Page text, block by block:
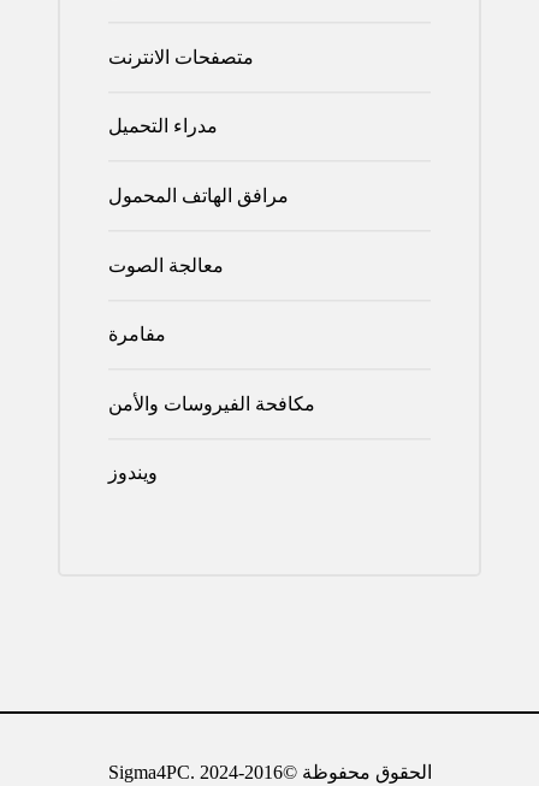
متصفحات الانترنت
مدراء التحميل
مرافق الهاتف المحمول
معالجة الصوت
مفامرة
مكافحة الفيروسات والأمن
ويندوز
Sigma4PC. الحقوق محفوظة ©2016-2024